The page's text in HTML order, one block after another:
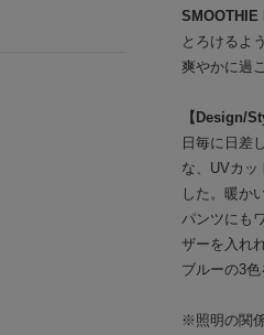
とろけるよ
爽やかに過
【Design/
日毎に日差
な、UVカッ
した。暖か
パンツにも
ザーを入れ
ブルーの3
※照明の関